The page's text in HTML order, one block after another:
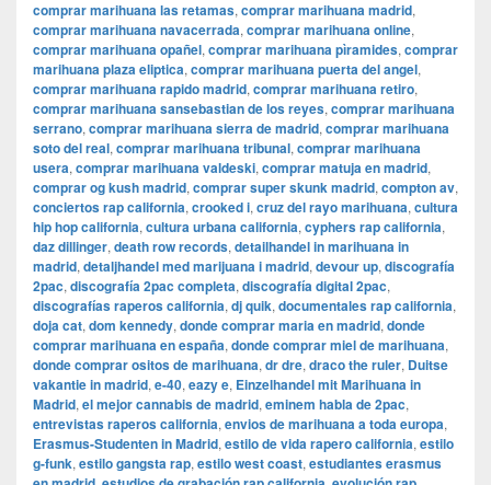
comprar marihuana las retamas, comprar marihuana madrid,
comprar marihuana navacerrada, comprar marihuana online,
comprar marihuana opañel, comprar marihuana pìramides, comprar
marihuana plaza eliptica, comprar marihuana puerta del angel,
comprar marihuana rapido madrid, comprar marihuana retiro,
comprar marihuana sansebastian de los reyes, comprar marihuana
serrano, comprar marihuana sierra de madrid, comprar marihuana
soto del real, comprar marihuana tribunal, comprar marihuana
usera, comprar marihuana valdeski, comprar matuja en madrid,
comprar og kush madrid, comprar super skunk madrid, compton av,
conciertos rap california, crooked i, cruz del rayo marihuana, cultura
hip hop california, cultura urbana california, cyphers rap california,
daz dillinger, death row records, detailhandel in marihuana in
madrid, detaljhandel med marijuana i madrid, devour up, discografía
2pac, discografía 2pac completa, discografía digital 2pac,
discografías raperos california, dj quik, documentales rap california,
doja cat, dom kennedy, donde comprar maria en madrid, donde
comprar marihuana en españa, donde comprar miel de marihuana,
donde comprar ositos de marihuana, dr dre, draco the ruler, Duitse
vakantie in madrid, e-40, eazy e, Einzelhandel mit Marihuana in
Madrid, el mejor cannabis de madrid, eminem habla de 2pac,
entrevistas raperos california, envios de marihuana a toda europa,
Erasmus-Studenten in Madrid, estilo de vida rapero california, estilo
g-funk, estilo gangsta rap, estilo west coast, estudiantes erasmus